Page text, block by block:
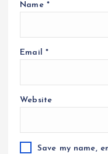
Name *
Email *
Website
Save my name,